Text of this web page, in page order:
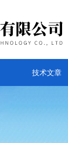
技术文章